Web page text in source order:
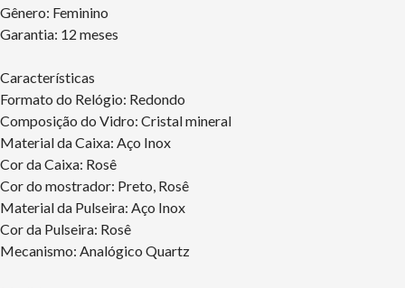
Gênero: Feminino
Garantia: 12 meses
Características
Formato do Relógio: Redondo
Composição do Vidro: Cristal mineral
Material da Caixa: Aço Inox
Cor da Caixa: Rosê
Cor do mostrador: Preto, Rosê
Material da Pulseira: Aço Inox
Cor da Pulseira: Rosê
Mecanismo: Analógico Quartz